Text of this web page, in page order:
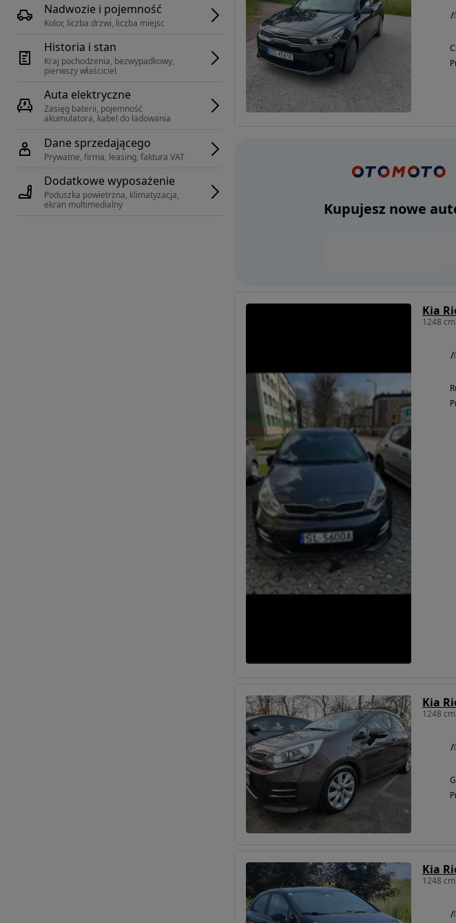
Nadwozie i pojemność
Kolor, liczba drzwi, liczba miejsc
Historia i stan
Kraj pochodzenia, bezwypadkowy,
pierwszy właściciel
Auta elektryczne
Zasięg baterii, pojemność
akumulatora, kabel do ładowania
Dane sprzedającego
Prywatne, firma, leasing, faktura VAT
Dodatkowe wyposażenie
Poduszka powietrzna, klimatyzacja,
ekran multimedialny
Kupujesz nowe
Kia
1248
Kia
1248
Kia
1248